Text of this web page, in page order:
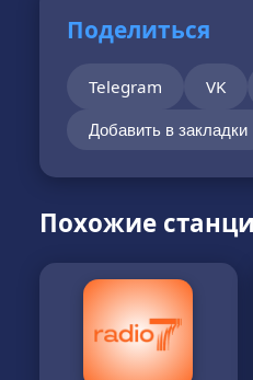
Поделиться
Telegram VK
Добавить в закладки
Похожие